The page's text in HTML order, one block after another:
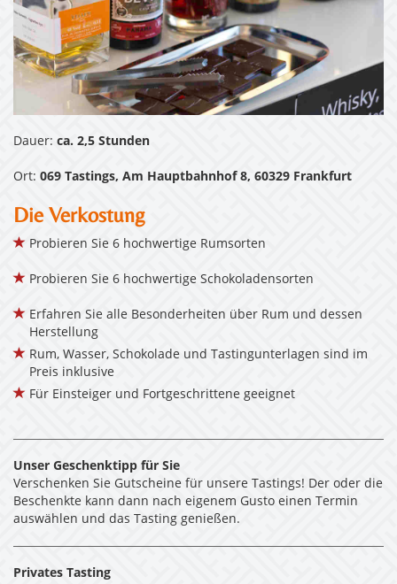
Dauer: ca. 2,5 Stunden
Ort: 069 Tastings, Am Hauptbahnhof 8, 60329 Frankfurt
Die Verkostung
Probieren Sie 6 hochwertige Rumsorten
Probieren Sie 6 hochwertige Schokoladensorten
Erfahren Sie alle Besonderheiten über Rum und dessen
Herstellung
Rum, Wasser, Schokolade und Tastingunterlagen sind im
Preis inklusive
Für Einsteiger und Fortgeschrittene geeignet
Unser Geschenktipp für Sie
Verschenken Sie Gutscheine für unsere Tastings! Der oder die
Beschenkte kann dann nach eigenem Gusto einen Termin
auswählen und das Tasting genießen.
Privates Tasting